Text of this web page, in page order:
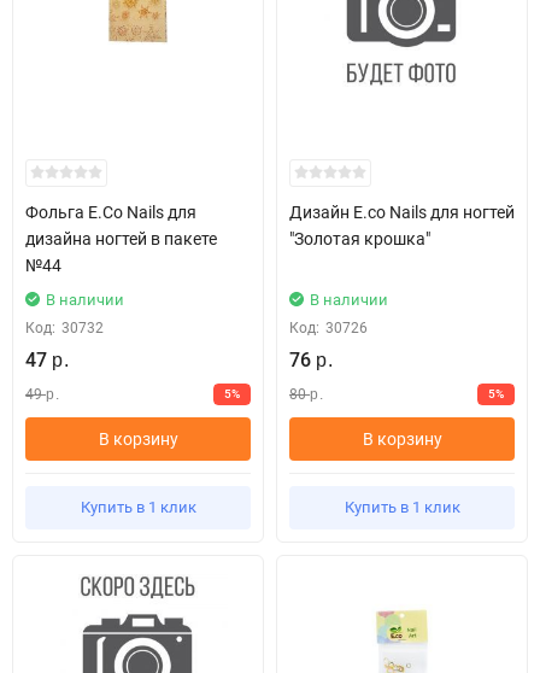
Фольга E.Co Nails для
дизайна ногтей в пакете
№44
В наличии
Код: 30732
47 р.
49р. 5%
В корзину
Купить в 1 клик
Дизайн E.co Nails для ногтей
"Золотая крошка"
В наличии
Код: 30726
76 р.
80р. 5%
В корзину
Купить в 1 клик